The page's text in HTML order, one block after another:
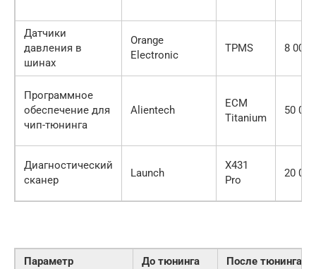
Датчики
давления в
шинах
Orange
Electronic
TPMS 8 000
Программное
обеспечение для
чип-тюнинга
Alientech
ECM
Titanium
50
Диагностический
сканер
Launch
X431
Pro
20
Параметр До тюнинга
После тюнинга